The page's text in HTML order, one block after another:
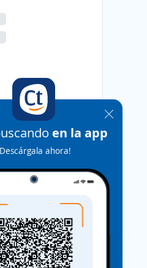
en la app
ahora!